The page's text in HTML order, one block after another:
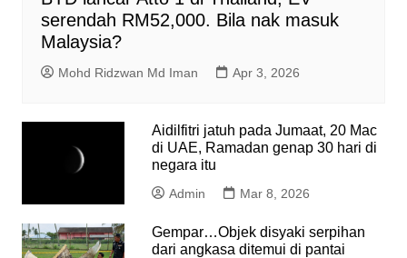
serendah RM52,000. Bila nak masuk
Malaysia?
Mohd Ridzwan Md Iman Apr 3, 2026
Aidilfitri jatuh pada Jumaat, 20 Mac
di UAE, Ramadan genap 30 hari di
negara itu
Admin Mar 8, 2026
Gempar…Objek disyaki serpihan
dari angkasa ditemui di pantai